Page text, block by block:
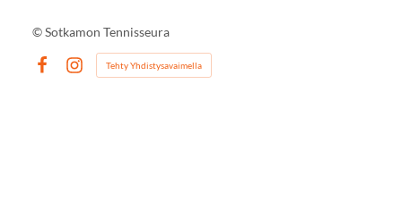
©Sotkamon Tennisseura
Instagram
Tehty Yhdistysavaimella